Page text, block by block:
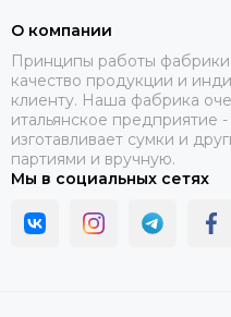
О компании
Принципы работы
качество продукции и
клиенту. Наша фабрика
итальянское предприятие
изготавливает сумки и
партиями и вручную.
Мы в социальных сетях